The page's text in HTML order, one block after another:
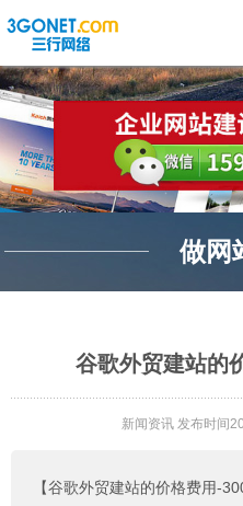
做网
谷歌外贸建站的
新闻资讯 发布时间
【谷歌外贸建站的价格费用-